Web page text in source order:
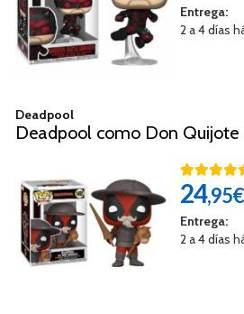
Entrega:
2 a 4 días
Deadpool
Deadpool como Don Quijote
24,95€
Entrega:
2 a 4 días